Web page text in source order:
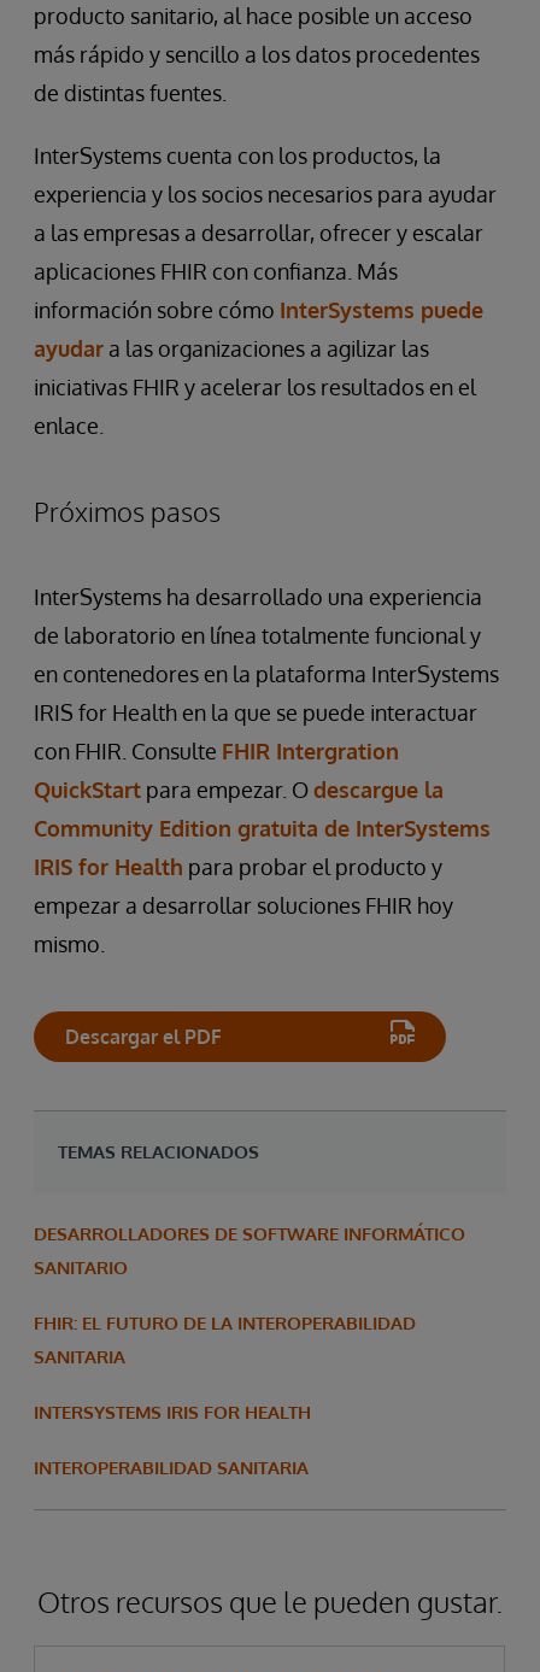
producto sanitario, al hace posible un acceso
más rápido y sencillo a los datos procedentes
de distintas fuentes.
InterSystems cuenta con los productos, la
experiencia y los socios necesarios para ayudar
a las empresas a desarrollar, ofrecer y escalar
aplicaciones FHIR con confianza. Más
información sobre cómo InterSystems puede
ayudar a las organizaciones a agilizar las
iniciativas FHIR y acelerar los resultados en el
enlace.
Próximos pasos
InterSystems ha desarrollado una experiencia
de laboratorio en línea totalmente funcional y
en contenedores en la plataforma InterSystems
IRIS for Health en la que se puede interactuar
con FHIR. Consulte FHIR Intergration
QuickStart para empezar. Odescargue la
Community Edition gratuita de InterSystems
IRIS for Health para probar el producto y
empezar a desarrollar soluciones FHIR hoy
mismo.
Descargar el PDF
TEMAS RELACIONADOS
DESARROLLADORES DE SOFTWARE INFORMÁTICO
SANITARIO
FHIR: EL FUTURO DE LA INTEROPERABILIDAD
SANITARIA
INTERSYSTEMS IRIS FOR HEALTH
INTEROPERABILIDAD SANITARIA
Otros recursos que le pueden gustar.